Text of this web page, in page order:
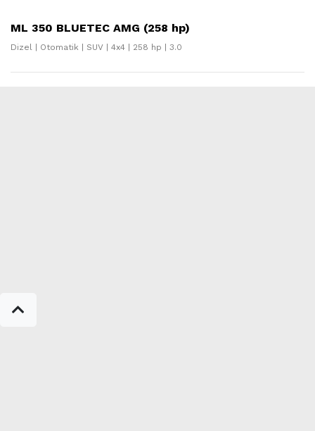
ML 350 BLUETEC AMG (258 hp)
Dizel | Otomatik | SUV | 4x4 | 258 hp | 3.0